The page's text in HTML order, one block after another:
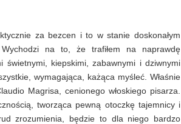
za bezcen i to w stanie doskonałym
Wychodzi na to, że trafiłem na naprawdę
świetnymi, kiepskimi, zabawnymi i dziwnymi
wymagająca, każąca myśleć. Właśnie
Magrisa, cenionego włoskiego pisarza.
tworząca pewną otoczkę tajemnicy i
zrozumienia, będzie to dla niego bardzo